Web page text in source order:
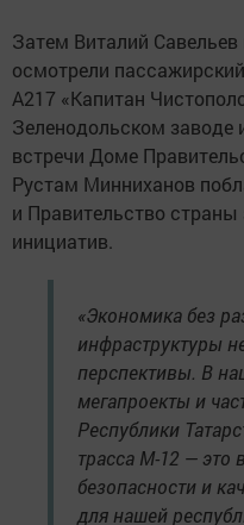
Затем Виталий
осмотрели
А217 «Капитан
Зеленодольском заводе
встречи Доме
Рустам Минниханов
и Правительство страны
инициатив.
«Экономика без
инфраструктуры
перспективы. В
мегапроекты и
Республики
трасса М-12 — это
безопасности и
для нашей